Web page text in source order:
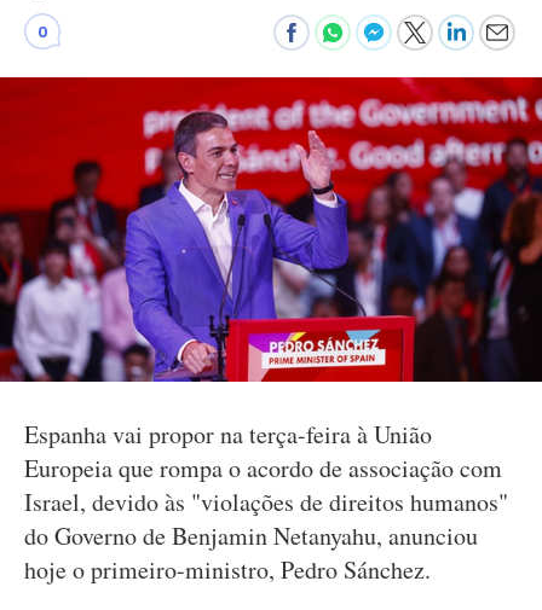
0
Espanha vai propor na terça-feira à União
Europeia que rompa o acordo de associação com
Israel, devido às "violações de direitos humanos"
do Governo de Benjamin Netanyahu, anunciou
hoje o primeiro-ministro, Pedro Sánchez.